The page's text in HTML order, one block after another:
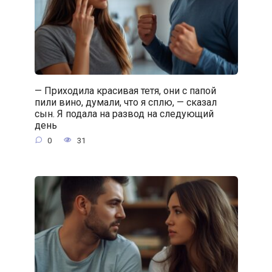
— Приходила красивая тетя, они с папой
пили вино, думали, что я сплю, — сказал
сын. Я подала на развод на следующий
день
0 31